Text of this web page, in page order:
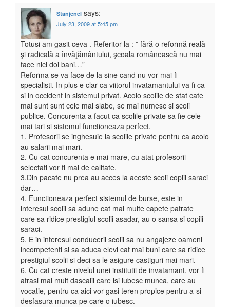
Stanjenel says:
July 23, 2009 at 5:45 pm
Totusi am gasit ceva . Referitor la : ” fără o reformă reală
şi radicală a învăţământului, şcoala românească nu mai
face nici doi bani…”
Reforma se va face de la sine cand nu vor mai fi
specialisti. In plus e clar ca viitorul invatamantului va fi ca
si in occident in sistemul privat. Acolo scolile de stat cate
mai sunt sunt cele mai slabe, se mai numesc si scoli
publice. Concurenta a facut ca scolile private sa fie cele
mai tari si sistemul functioneaza perfect.
1. Profesorii se inghesuie la scolile private pentru ca acolo
au salarii mai mari.
2. Cu cat concurenta e mai mare, cu atat profesorii
selectati vor fi mai de calitate.
3.Din pacate nu prea au acces la aceste scoli copiii saraci
dar…
4. Functioneaza perfect sistemul de burse, este in
interesul scolii sa adune cat mai multe capete patrate
care sa ridice prestigiul scolii asadar, au o sansa si copiii
saraci.
5. E in interesul conducerii scolii sa nu angajeze oameni
incompetenti si sa aduca elevi cat mai buni care sa ridice
prestigiul scolii si deci sa le asigure castiguri mai mari.
6. Cu cat creste nivelul unei institutii de invatamant, vor fi
atrasi mai mult dascalii care isi iubesc munca, care au
vocatie, pentru ca aici vor gasi teren propice pentru a-si
desfasura munca pe care o iubesc.